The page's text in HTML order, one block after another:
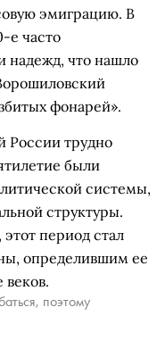
эмиграцию. В
е часто
надежд, что нашло
фонарей».
России трудно
были
системы,
структуры.
период стал
определившим ее
веков.
поэтому